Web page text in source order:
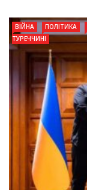
ВІЙНА ПОЛІТИКА
ТУРЕЧЧИНІ